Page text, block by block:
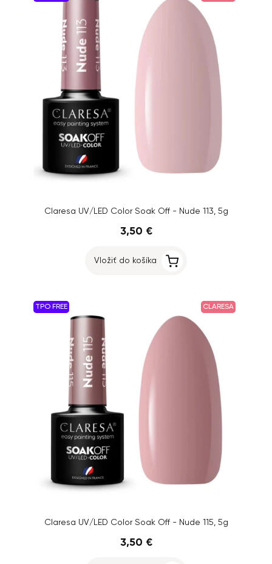
Claresa UV/LED Color Soak Off - Nude 113, 5g
3,50 €
Vložiť do košíka
TPO FREE CLARESA
Claresa UV/LED Color Soak Off - Nude 115, 5g
3,50 €